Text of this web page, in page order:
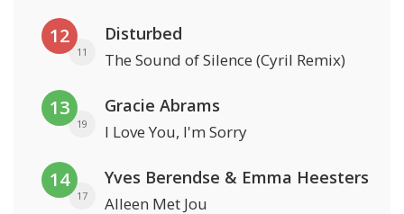
12
11
Disturbed
The Sound of Silence (Cyril Remix)
13
19
Gracie Abrams
I Love You, I'm Sorry
14
17
Yves Berendse & Emma Heesters
Alleen Met Jou